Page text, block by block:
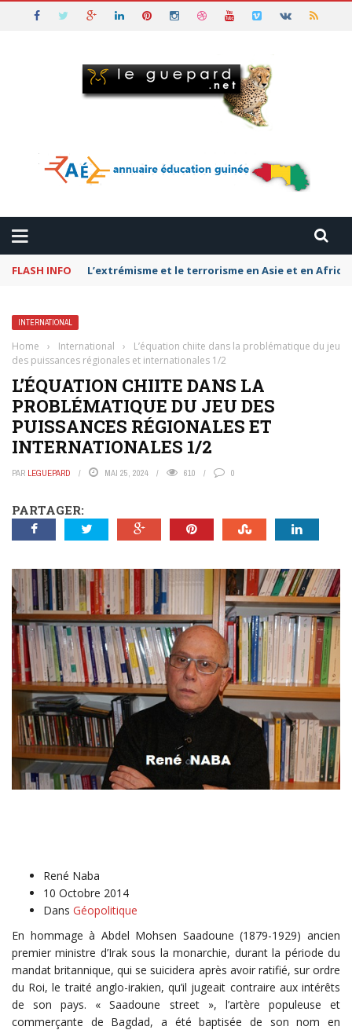
FLASH INFO Pétromonarchies-Gaza : La rivalité entre Qatar,
INTERNATIONAL
Home › International ›
L’équation chiite dans la problématique du jeu
des puissances régionales et internationales 1/2
L’ÉQUATION CHIITE DANS LA
PROBLÉMATIQUE DU JEU DES
PUISSANCES RÉGIONALES ET
INTERNATIONALES 1/2
PAR LEGUEPARD MAI 25, 2024 610 0
PARTAGER:
René Naba
10 Octobre 2014
Dans Géopolitique
En hommage à Abdel Mohsen Saadoune (1879-1929) ancien
premier ministre d’Irak sous la monarchie, durant la période du
mandat britannique, qui se suicidera après avoir ratifié, sur ordre
du Roi, le traité anglo-irakien, qu’il jugeait contraire aux intérêts
de son pays. « Saadoune street », l’artère populeuse et
commerçante de Bagdad, a été baptisée de son nom en